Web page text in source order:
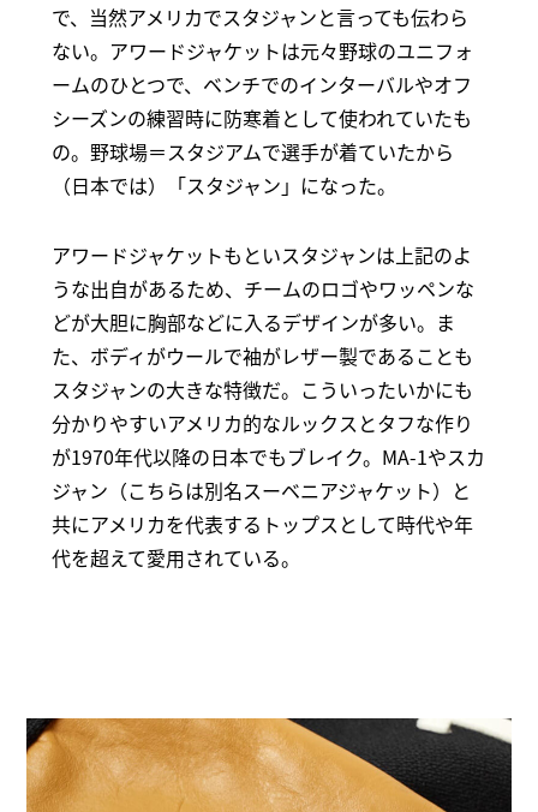
で、当然アメリカでスタジャンと言っても伝わら
ない。アワードジャケットは元々野球のユニフォ
ームのひとつで、ベンチでのインターバルやオフ
シーズンの練習時に防寒着として使われていたも
の。野球場＝スタジアムで選手が着ていたから
（日本では）「スタジャン」になった。
アワードジャケットもといスタジャンは上記のよ
うな出自があるため、チームのロゴやワッペンな
どが大胆に胸部などに入るデザインが多い。ま
た、ボディがウールで袖がレザー製であることも
スタジャンの大きな特徴だ。こういったいかにも
分かりやすいアメリカ的なルックスとタフな作り
が1970年代以降の日本でもブレイク。MA-1やスカ
ジャン（こちらは別名スーベニアジャケット）と
共にアメリカを代表するトップスとして時代や年
代を超えて愛用されている。